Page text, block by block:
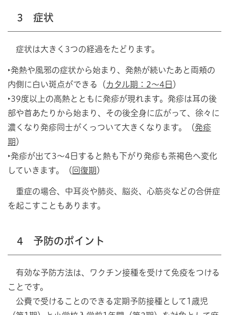
3 症状
症状は大きく3つの経過をたどります。
‣発熱や風邪の症状から始まり、発熱が続いたあと両頬の
内側に白い斑点ができる（ カタル期：2～4日 ）
‣39度以上の高熱とともに発疹が現れます。発疹は耳の後
部や首あたりから始まり、その後全身に広がって、徐々に
濃くなり発疹同士がくっついて大きくなります。（発疹
期 ）
‣発疹が出て3～4日すると熱も下がり発疹も茶褐色へ変化
していきます。（ 回復期 ）
重症の場合、中耳炎や肺炎、脳炎、心筋炎などの合併症
を起こすこともあります。
4 予防のポイント
有効な予防方法は、ワクチン接種を受けて免疫をつける
ことです。
公費で受けることのできる定期予防接種として1歳児